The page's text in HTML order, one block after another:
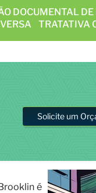
DOCUMENTAL DE
TRATATIVA
Solicite um
é